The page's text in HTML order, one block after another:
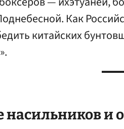
Как
китайских
насильников и